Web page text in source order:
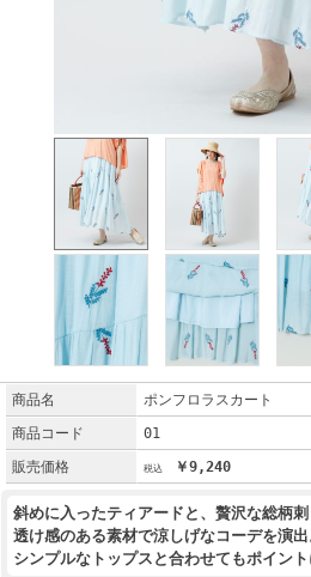
商品名
ポンフロラスカート
商品コード
01
販売価格
￥9,240
斜めに入ったティアードと、贅沢な総柄刺
透け感のある素材で涼しげなコーデを演出
シンプルなトップスと合わせてもポイント